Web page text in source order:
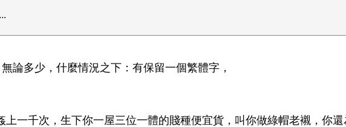
論多少，什麼情況之下：有保留一個繁體字，
上一千次，生下你一屋三位一體的賤種便宜貨，叫你做綠帽老襯，你